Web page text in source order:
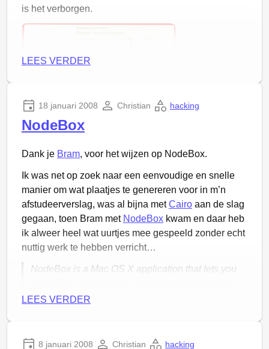
is het verborgen.
recipe Greasemonkey-scriptkan je je browser dit
laten fixen en dan krijg je gewoon de snelcode weer
op je scherm te zien.
LEES VERDER
18 januari 2008 Christian hacking
NodeBox
Dank je Bram, voor het wijzen op NodeBox.
Ik was net op zoek naar een eenvoudige en snelle
manier om wat plaatjes te genereren voor in m’n
afstudeerverslag, was al bijna metCairo aan de slag
gegaan, toen Bram met NodeBox kwam en daar heb
ik alweer heel wat uurtjes mee gespeeld zonder echt
nuttig werk te hebben verricht…
NodeBox is a Mac OS X application that lets you
using Python programming code and export them
LEES VERDER
8 januari 2008 Christian hacking